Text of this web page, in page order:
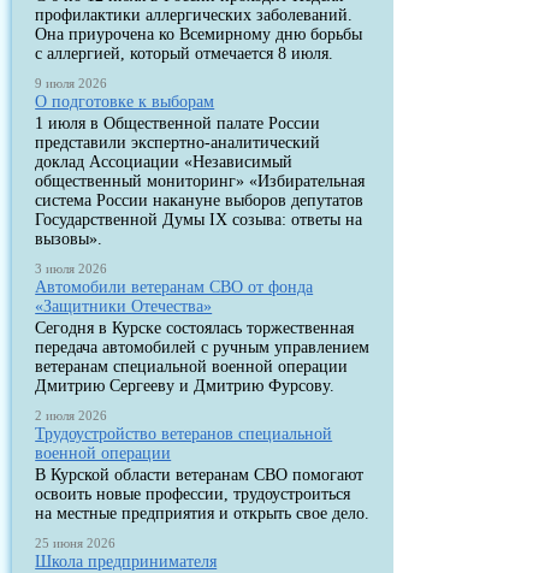
профилактики аллергических заболеваний.
Она приурочена ко Всемирному дню борьбы
с аллергией, который отмечается 8 июля.
9 июля 2026
О подготовке к выборам
1 июля в Общественной палате России
представили экспертно-аналитический
доклад Ассоциации «Независимый
общественный мониторинг» «Избирательная
система России накануне выборов депутатов
Государственной Думы IX созыва: ответы на
вызовы».
3 июля 2026
Автомобили ветеранам СВО от фонда
«Защитники Отечества»
Сегодня в Курске состоялась торжественная
передача автомобилей с ручным управлением
ветеранам специальной военной операции
Дмитрию Сергееву и Дмитрию Фурсову.
2 июля 2026
Трудоустройство ветеранов специальной
военной операции
В Курской области ветеранам СВО помогают
освоить новые профессии, трудоустроиться
на местные предприятия и открыть свое дело.
25 июня 2026
Школа предпринимателя